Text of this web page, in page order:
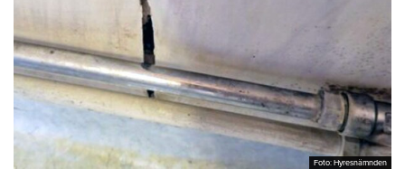
Foto: Hyresnämnden
Foto: Hyresnämnden